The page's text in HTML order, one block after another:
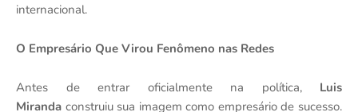
internacional.
O Empresário Que Virou Fenômeno nas Redes
Antes de entrar oficialmente na política, Luis
Miranda construiu sua imagem como empresário de sucesso.